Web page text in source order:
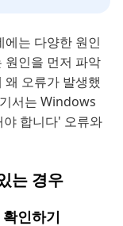
는 다양한 원인
원인을 먼저 파악
오류가 발생했
서는 Windows
합니다' 오류와
는 경우
인하기